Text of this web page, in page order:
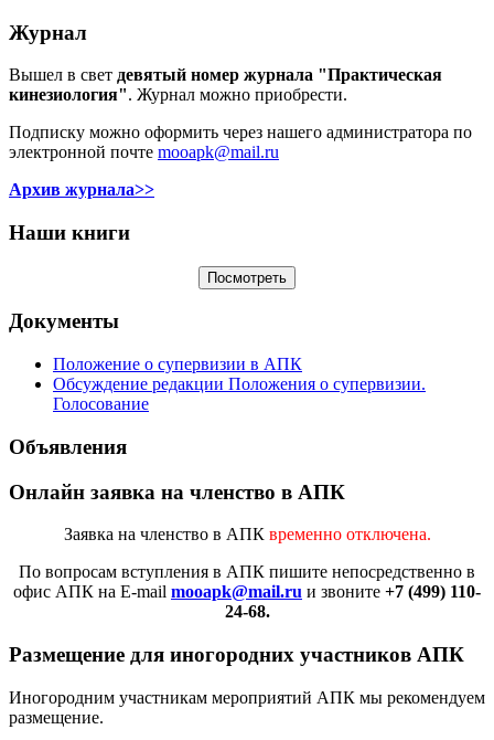
Журнал
Вышел в свет девятый номер журнала "Практическая
кинезиология". Журнал можно приобрести.
Подписку можно оформить через нашего администратора по
электронной почте mooapk@mail.ru
Архив журнала>>
Наши книги
Документы
Положение о супервизии в АПК
Обсуждение редакции Положения о супервизии.
Голосование
Объявления
Онлайн заявка на членство в АПК
Заявка на членство в АПК временно отключена.
По вопросам вступления в АПК пишите непосредственно в
офис АПК на E-mail mooapk@mail.ru и звоните +7 (499) 110-
24-68.
Размещение для иногородних участников АПК
Иногородним участникам мероприятий АПК мы рекомендуем
размещение.